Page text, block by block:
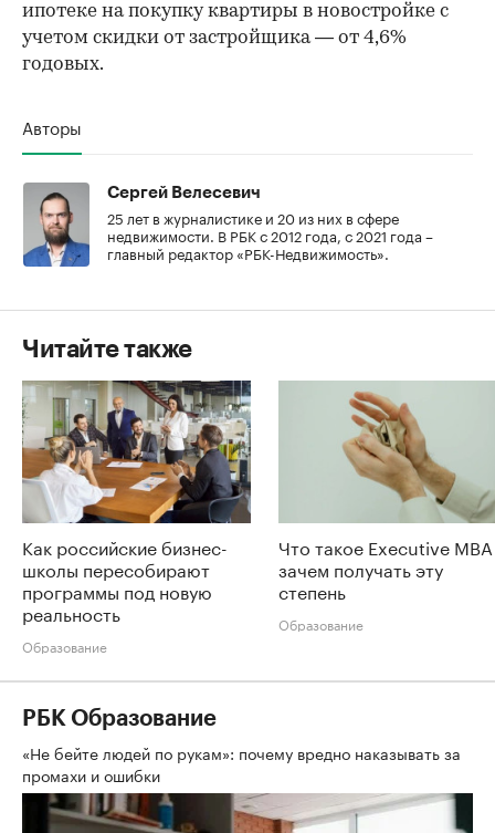
ипотеке на покупку квартиры в новостройке с
учетом скидки от застройщика — от 4,6%
годовых.
Авторы
Сергей Велесевич
25 лет в журналистике и 20 из них в сфере
недвижимости. В РБК с 2012 года, с 2021 года –
главный редактор «РБК-Недвижимость».
Читайте также
Как российские бизнес-
школы пересобирают
программы под новую
реальность
Образование
Что такое Executive
зачем получать эту
степень
Образование
РБК Образование
«Не бейте людей по рукам»: почему вредно наказывать за
промахи и ошибки